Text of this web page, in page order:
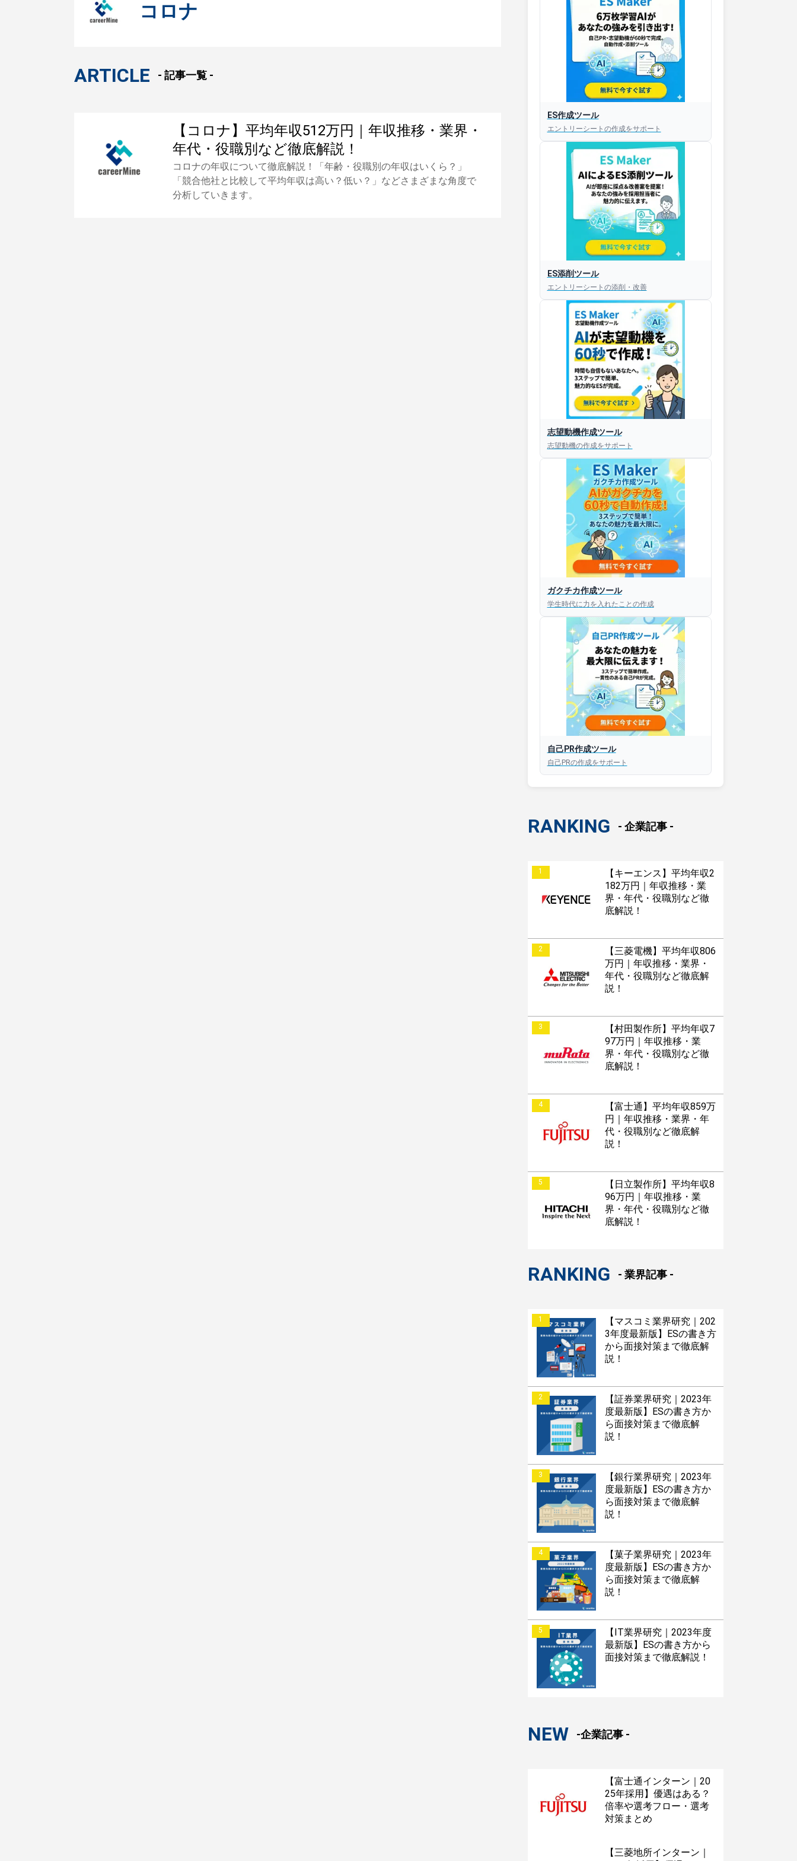
コロナ
ARTICLE - 記事一覧 -
【コロナ】平均年収512万円｜年収推移・業界・
年代・役職別など徹底解説！
コロナの年収について徹底解説！「年齢・役職別の年収はいくら？」
「競合他社と比較して平均年収は高い？低い？」などさまざまな角度で
分析していきます。
ES作成ツール
エントリーシートの作成をサポート
ES添削ツール
エントリーシートの添削・改善
志望動機作成ツール
志望動機の作成をサポート
ガクチカ作成ツール
学生時代に力を入れたことの作成
自己PR作成ツール
自己PRの作成をサポート
RANKING - 企業記事 -
1
【キーエンス】平均年収2
182万円｜年収推移・業
界・年代・役職別など徹
底解説！
2
【三菱電機】平均年収806
万円｜年収推移・業界・
年代・役職別など徹底解
説！
3
【村田製作所】平均年収7
97万円｜年収推移・業
界・年代・役職別など徹
底解説！
4
【富士通】平均年収859万
円｜年収推移・業界・年
代・役職別など徹底解
説！
5
【日立製作所】平均年収8
96万円｜年収推移・業
界・年代・役職別など徹
底解説！
RANKING - 業界記事 -
1
【マスコミ業界研究｜202
3年度最新版】ESの書き方
から面接対策まで徹底解
説！
2
【証券業界研究｜2023年
度最新版】ESの書き方か
ら面接対策まで徹底解
説！
3
【銀行業界研究｜2023年
度最新版】ESの書き方か
ら面接対策まで徹底解
説！
4
【菓子業界研究｜2023年
度最新版】ESの書き方か
ら面接対策まで徹底解
説！
5
【IT業界研究｜2023年度
最新版】ESの書き方から
面接対策まで徹底解説！
NEW -企業記事 -
【富士通インターン｜20
25年採用】優遇はある？
倍率や選考フロー・選考
対策まとめ
【三菱地所インターン｜